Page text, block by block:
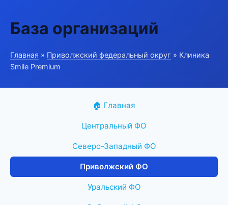
База организаций
Главная » Приволжский федеральный округ » Клиника
Smile Premium
🏠 Главная
Центральный ФО
Северо-Западный ФО
Приволжский ФО
Уральский ФО